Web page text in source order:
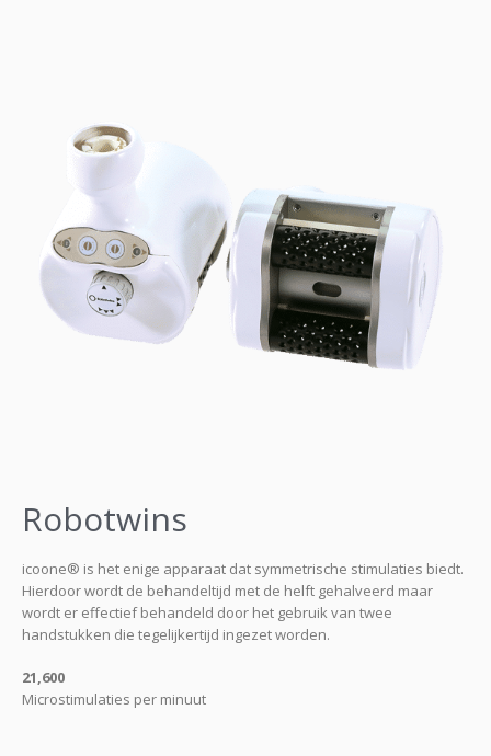
Robotwins
icoone® is het enige apparaat dat symmetrische stimulaties biedt.
Hierdoor wordt de behandeltijd met de helft gehalveerd maar
wordt er effectief behandeld door het gebruik van twee
handstukken die tegelijkertijd ingezet worden.
21,600
Microstimulaties per minuut